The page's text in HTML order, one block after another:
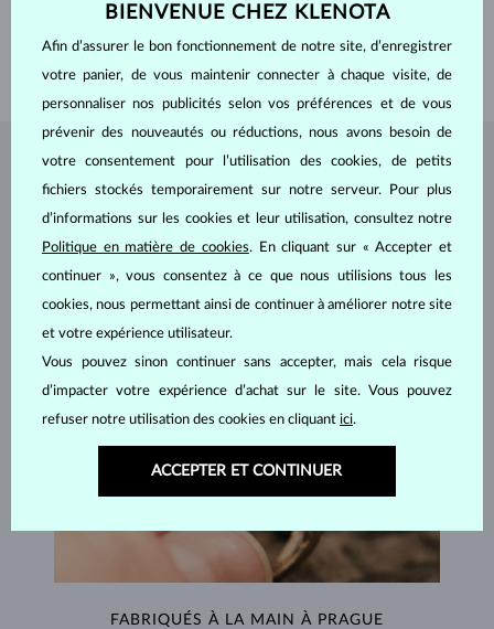
17 mm
2.00 g
BIJOUX DEL'ATELIER KLENOTA
FABRIQUÉS À LA MAIN À PRAGUE
BIENVENUE CHEZ KLENOTA
Afin d’assurer le bon fonctionnement de notre site, d’enregistrer
votre panier, de vous maintenir connecter à chaque visite, de
personnaliser nos publicités selon vos préférences et de vous
prévenir des nouveautés ou réductions, nous avons besoin de
votre consentement pour l’utilisation des cookies, de petits
fichiers stockés temporairement sur notre serveur. Pour plus
d’informations sur les cookies et leur utilisation, consultez notre
Politique en matière de cookies. En cliquant sur « Accepter et
continuer », vous consentez à ce que nous utilisions tous les
cookies, nous permettant ainsi de continuer à améliorer notre site
et votre expérience utilisateur.
Vous pouvez sinon continuer sans accepter, mais cela risque
d’impacter votre expérience d’achat sur le site. Vous pouvez
refuser notre utilisation des cookies en cliquant ici.
ACCEPTER ET CONTINUER